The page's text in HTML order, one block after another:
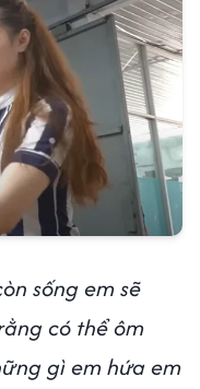
sống em sẽ
có thể ôm
gì em hứa em